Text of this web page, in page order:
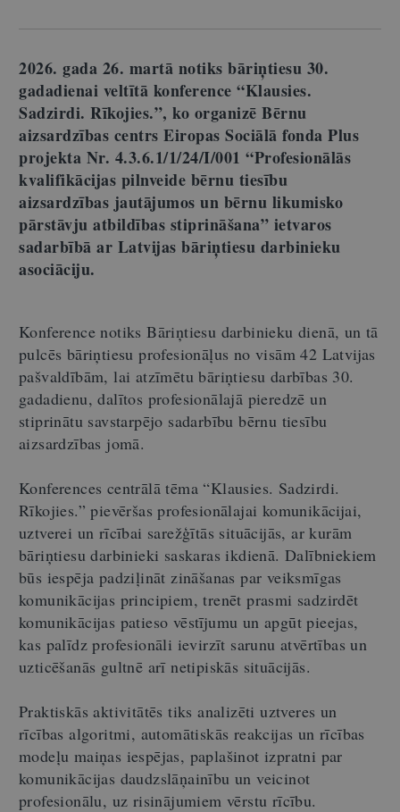
2026. gada 26. martā notiks bāriņtiesu 30.
gadadienai veltītā konference “Klausies.
Sadzirdi. Rīkojies.”, ko organizē Bērnu
aizsardzības centrs Eiropas Sociālā fonda Plus
projekta Nr. 4.3.6.1/1/24/I/001 “Profesionālās
kvalifikācijas pilnveide bērnu tiesību
aizsardzības jautājumos un bērnu likumisko
pārstāvju atbildības stiprināšana” ietvaros
sadarbībā ar Latvijas bāriņtiesu darbinieku
asociāciju.
Konference notiks Bāriņtiesu darbinieku dienā, un tā
pulcēs bāriņtiesu profesionāļus no visām 42 Latvijas
pašvaldībām, lai atzīmētu bāriņtiesu darbības 30.
gadadienu, dalītos profesionālajā pieredzē un
stiprinātu savstarpējo sadarbību bērnu tiesību
aizsardzības jomā.
Konferences centrālā tēma “Klausies. Sadzirdi.
Rīkojies.” pievēršas profesionālajai komunikācijai,
uztverei un rīcībai sarežģītās situācijās, ar kurām
bāriņtiesu darbinieki saskaras ikdienā. Dalībniekiem
būs iespēja padziļināt zināšanas par veiksmīgas
komunikācijas principiem, trenēt prasmi sadzirdēt
komunikācijas patieso vēstījumu un apgūt pieejas,
kas palīdz profesionāli ievirzīt sarunu atvērtības un
uzticēšanās gultnē arī netipiskās situācijās.
Praktiskās aktivitātēs tiks analizēti uztveres un
rīcības algoritmi, automātiskās reakcijas un rīcības
modeļu maiņas iespējas, paplašinot izpratni par
komunikācijas daudzslāņainību un veicinot
profesionālu, uz risinājumiem vērstu rīcību.